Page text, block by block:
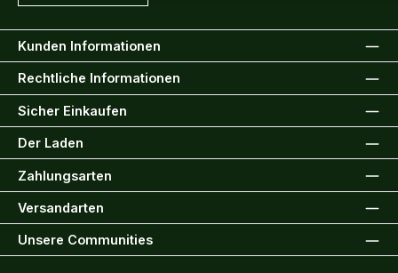
Kunden Informationen
Rechtliche Informationen
Sicher Einkaufen
Der Laden
Zahlungsarten
Versandarten
Unsere Communities